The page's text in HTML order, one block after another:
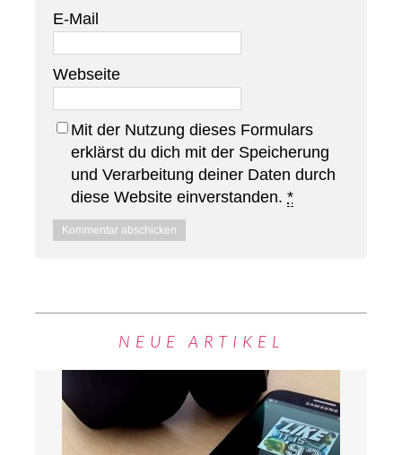
E-Mail
Webseite
Mit der Nutzung dieses Formulars
erklärst du dich mit der Speicherung
und Verarbeitung deiner Daten durch
diese Website einverstanden. *
NEUE ARTIKEL